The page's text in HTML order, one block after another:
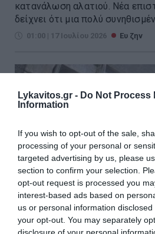
Lykavitos.gr - Do Not Process
Information
If you wish to opt-out of the sale,
processing of your personal or
targeted advertising by us, please
section to confirm your selection.
opt-out request is processed you
interest-based ads based on
us or personal information
your opt-out. You may separately
disclosure of your personal
κατανάλωση αλατιού. Νέα
δείχνει ότι μια πολύ
01:00 | 17 Ιουλίου 2026 Ευ ζην